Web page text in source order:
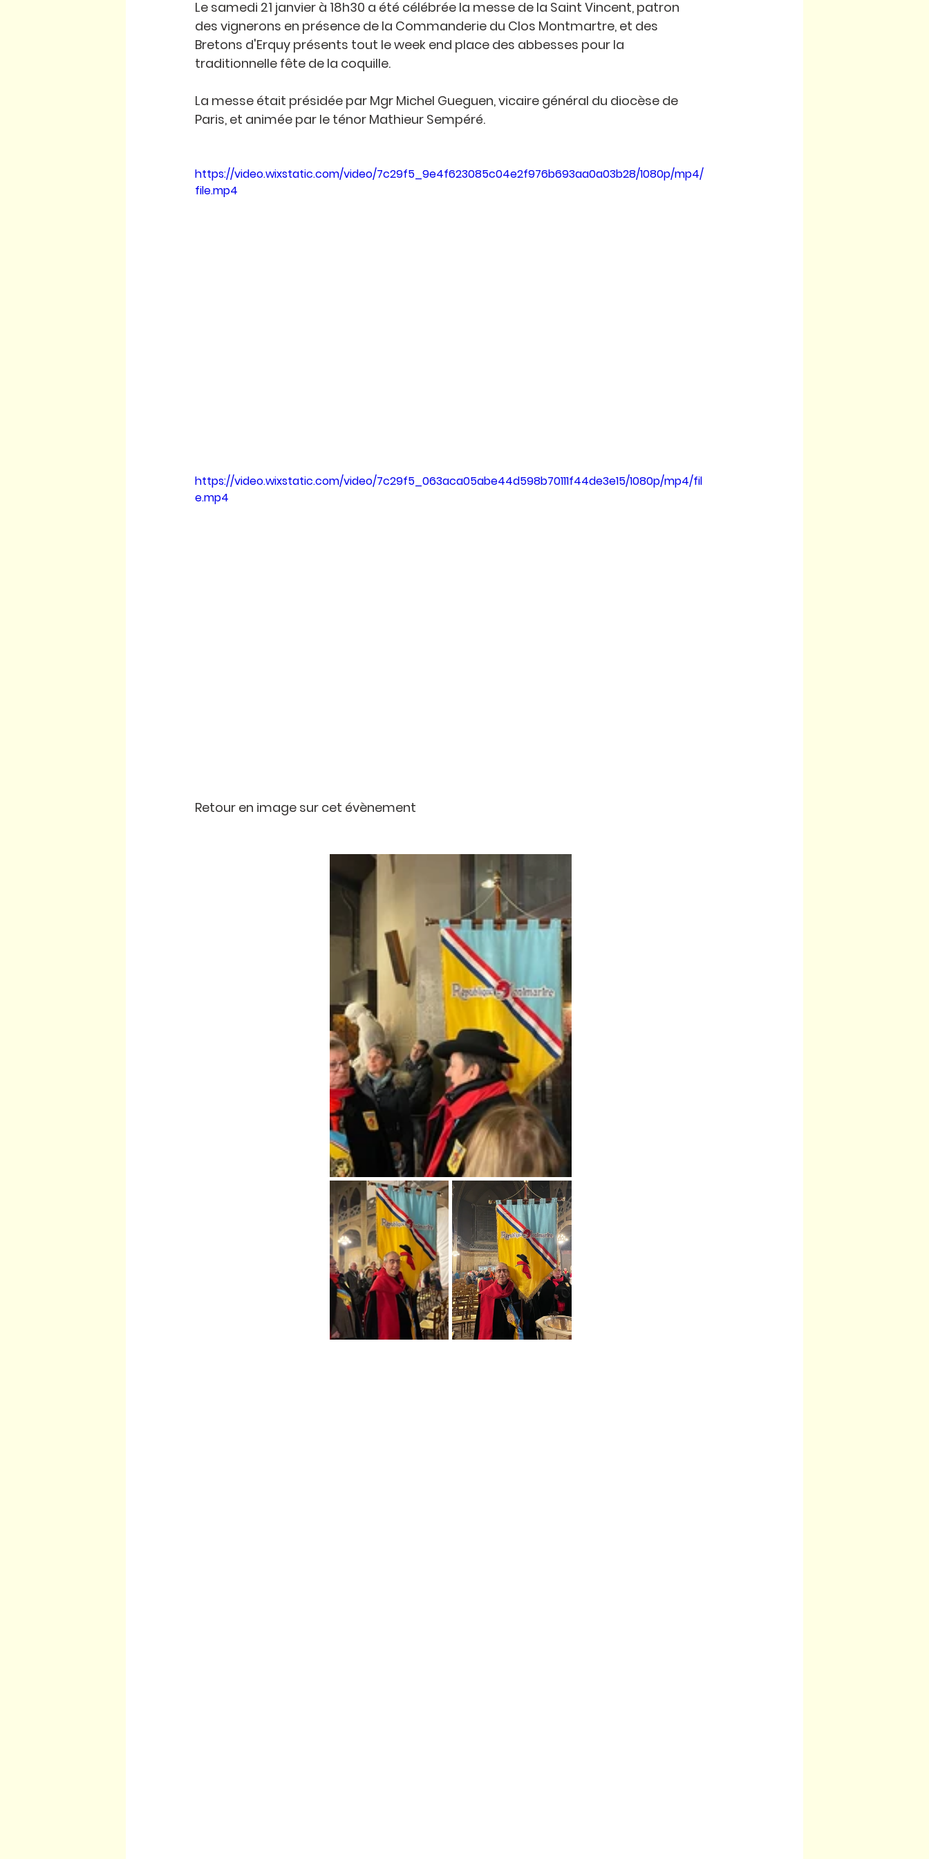
Le samedi 21 janvier à 18h30 a été célébrée la messe de la Saint Vincent, patron
des vignerons en présence de la Commanderie du Clos Montmartre, et des
Bretons d'Erquy présents tout le week end place des abbesses pour la
traditionnelle fête de la coquille.
La messe était présidée par Mgr Michel Gueguen, vicaire général du diocèse de
Paris, et animée par le ténor Mathieur Sempéré.
https://video.wixstatic.com/video/7c29f5_9e4f623085c04e2f976b693aa0a03b28/1080p/mp4/
file.mp4
https://video.wixstatic.com/video/7c29f5_063aca05abe44d598b70111f44de3e15/1080p/mp4/fil
e.mp4
Retour en image sur cet évènement